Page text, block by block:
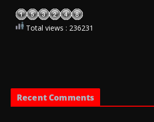
Total views : 236231
Recent Comments